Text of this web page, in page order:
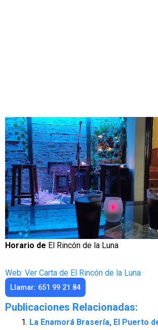
Horario de El Rincón de la Luna
Web: Ver Carta de El Rincón de la Luna
Llamar: 651 99 21 84
Publicaciones Relacionadas:
La Enamorá Brasería, El Puerto